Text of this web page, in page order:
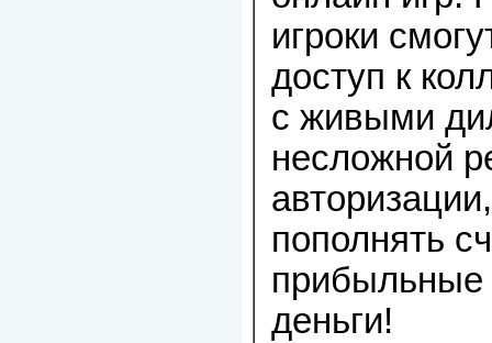
игроки
доступ к
с живыми
несложной
пополнять
прибыльные
деньги!